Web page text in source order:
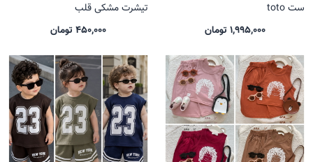
ست toto
1,995,000 تومان
تیشرت مشکی قلب
450,000 تومان